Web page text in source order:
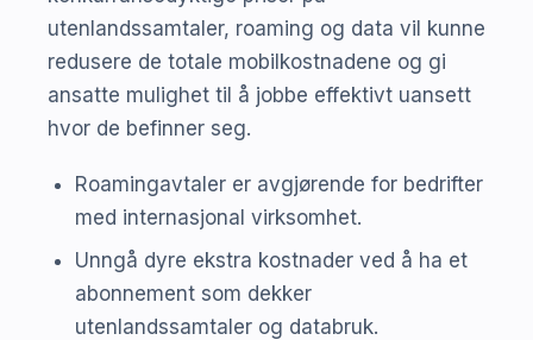
utenlandssamtaler, roaming og data vil kunne
redusere de totale mobilkostnadene og gi
ansatte mulighet til å jobbe effektivt uansett
hvor de befinner seg.
Roamingavtaler er avgjørende for bedrifter
med internasjonal virksomhet.
Unngå dyre ekstra kostnader ved å ha et
abonnement som dekker
utenlandssamtaler og databruk.